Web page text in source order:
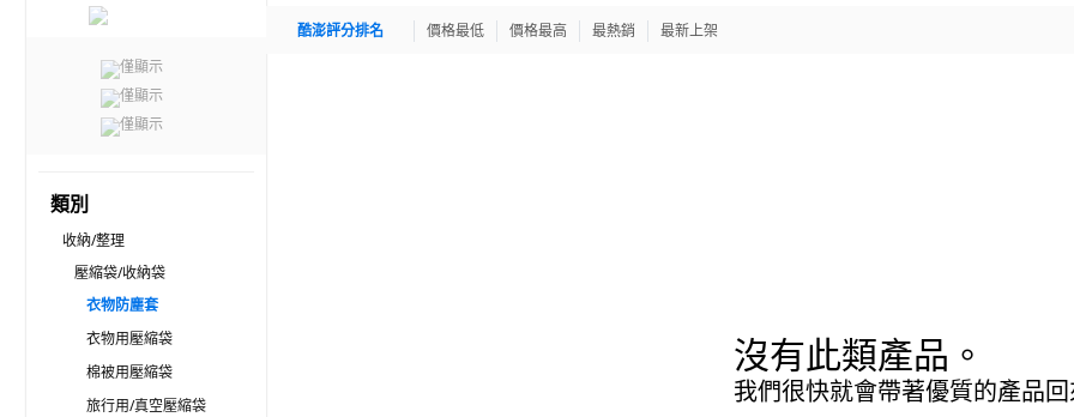
僅顯示
僅顯示
僅顯示
類別
收納/整理
壓縮袋/收納袋
衣物防塵套
衣物用壓縮袋
棉被用壓縮袋
旅行用/真空壓縮袋
酷澎評分排名 價格最低 價格最高 最熱銷 最新上架
沒有此類產品。
我們很快就會帶著優質的產品